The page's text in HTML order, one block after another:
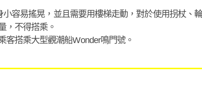
小容易搖晃，並且需要用樓梯走動，對於使用拐杖、
，不得搭乘。
客搭乘大型觀潮船Wonder鳴門號。